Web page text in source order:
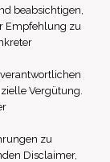
beabsichtigen,
Empfehlung zu
Vergütung.
zu
Disclaimer,